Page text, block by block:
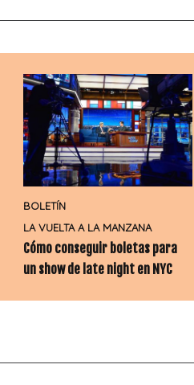
BOLETÍN
LA VUELTA A LA MANZANA
Cómo conseguir boletas para
un show de late night en NYC